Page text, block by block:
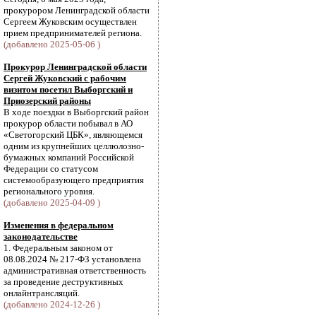
прокурором Ленинградской области
Сергеем Жуковским осуществлен
прием предпринимателей региона.
(добавлено 2025-05-06 )
Прокурор Ленинградской области
Сергей Жуковский с рабочим
визитом посетил Выборгский и
Приозерский районы
В ходе поездки в Выборгский район
прокурор области побывал в АО
«Светогорский ЦБК», являющемся
одним из крупнейших целлюлозно-
бумажных компаний Российской
Федерации со статусом
системообразующего предприятия
регионального уровня.
(добавлено 2025-04-09 )
Изменения в федеральном
законодательстве
1. Федеральным законом от
08.08.2024 № 217-ФЗ установлена
административная ответственность
за проведение деструктивных
онлайнтрансляций.
(добавлено 2024-12-26 )